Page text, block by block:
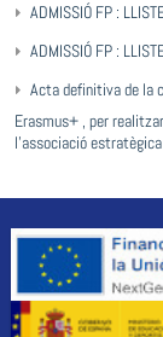
ADMISSIÓ FP :
ADMISSIÓ FP :
Acta definitiva de la
Erasmus+ , per
l’associació